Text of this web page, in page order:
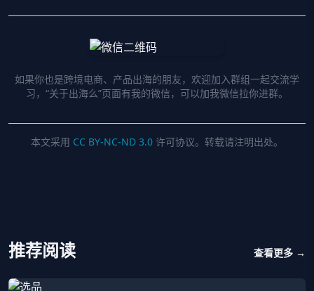
如果你也是跨境电商、产品出海的朋友，欢迎加入群组一起交流学
习，“关于出海么”页面有我的微信，可以加我微信拉你进群。
本文采用 CC BY-NC-ND 3.0 许可协议。转载请注明出处。
推荐阅读 查看更多 →